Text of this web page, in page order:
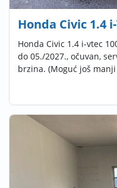
Honda Civic 1.4 i-
Honda Civic 1.4 i-vtec
do 05./2027., očuvan,
brzina. (Moguć još